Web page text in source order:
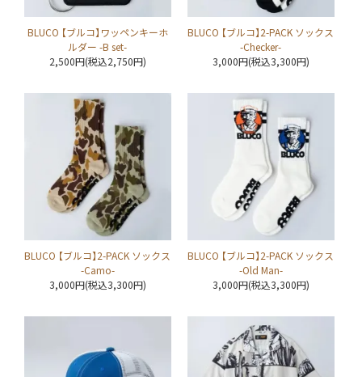
BLUCO 【ブルコ】ワッペンキーホ
ルダー -B set-
2,500円(税込2,750円)
BLUCO 【ブルコ】2-PACK ソックス
-Checker-
3,000円(税込3,300円)
BLUCO 【ブルコ】2-PACK ソックス
-Camo-
3,000円(税込3,300円)
BLUCO 【ブルコ】2-PACK ソックス
-Old Man-
3,000円(税込3,300円)